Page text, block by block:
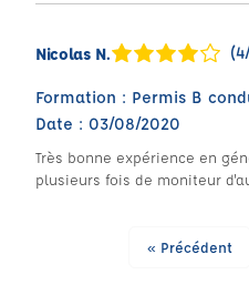
Nicolas N.
Formation : Permis B
Date : 03/08/2020
Très bonne expérience en
plusieurs fois de moniteur
« Précédent